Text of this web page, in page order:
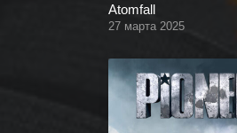
Atomfall
27 марта 2025